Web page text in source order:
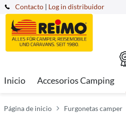
Contacto | Log in distribuidor
Inicio Accesorios Camping
Página de inicio Furgonetas camper